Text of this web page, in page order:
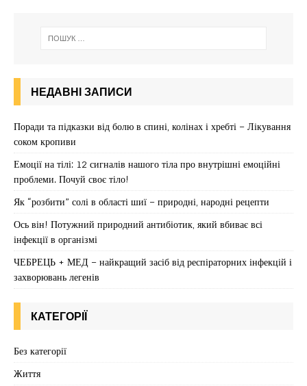
НЕДАВНІ ЗАПИСИ
Поради та підказки від болю в спині, колінах і хребті – Лікування
соком кропиви
Емоції на тілі: 12 сигналів нашого тіла про внутрішні емоційні
проблеми. Почуй своє тіло!
Як “розбити” солі в області шиї – природні, народні рецепти
Ось він! Потужний природний антибіотик, який вбиває всі
інфекції в організмі
ЧЕБРЕЦЬ + МЕД – найкращий засіб від респіраторних інфекцій і
захворювань легенів
КАТЕГОРІЇ
Без категорії
Життя